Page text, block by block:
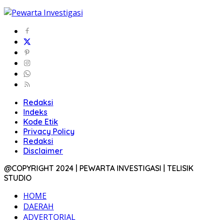
Redaksi
Indeks
Kode Etik
Privacy Policy
Redaksi
Disclaimer
@COPYRIGHT 2024 | PEWARTA INVESTIGASI | TELISIK
STUDIO
HOME
DAERAH
ADVERTORIAL